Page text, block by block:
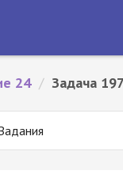
24 / Задача 197